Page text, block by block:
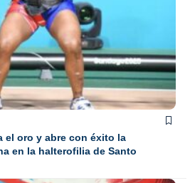
el oro y abre con éxito la
en la halterofilia de Santo